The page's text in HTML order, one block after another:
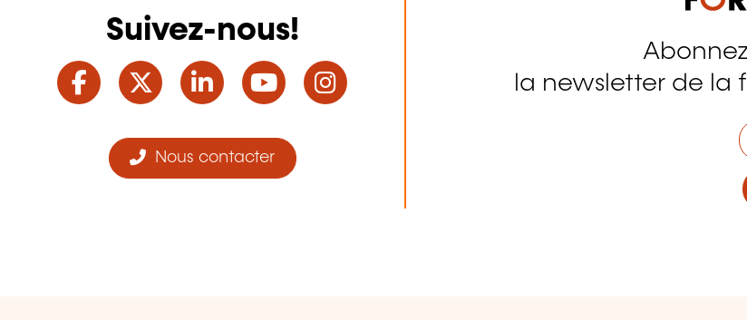
Suivez-nous!
Facebook
TwitterLinkedInYouTube
Nous contacter
la newsletter de la